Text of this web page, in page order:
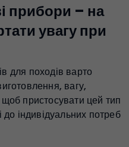
прибори – на
увагу при
для походів варто
вагу,
пристосувати цей тип
до індивідуальних потреб